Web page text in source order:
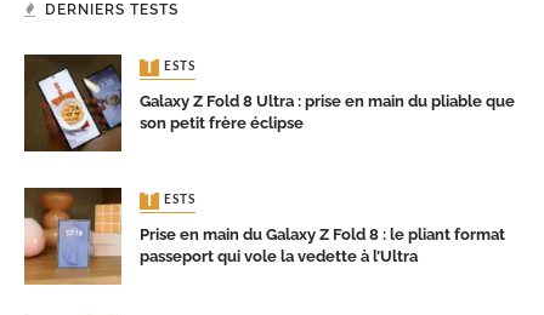
DERNIERS TESTS
TESTS
Galaxy Z Fold 8 Ultra : prise en main du pliable que
son petit frère éclipse
TESTS
Prise en main du Galaxy Z Fold 8 : le pliant format
passeport qui vole la vedette à l’Ultra